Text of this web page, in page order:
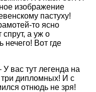
изображение
пастуху!
то ясно
спрут, а уж о
нечего! Вот где
вас тут легенда на
три дипломных! И с
отнюдь не зря!